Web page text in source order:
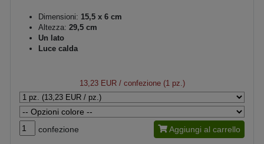
Dimensioni: 15,5 x 6 cm
Altezza: 29,5 cm
Un lato
Luce calda
13,23 EUR/ confezione (1 pz.)
confezione Aggiungi al carrello